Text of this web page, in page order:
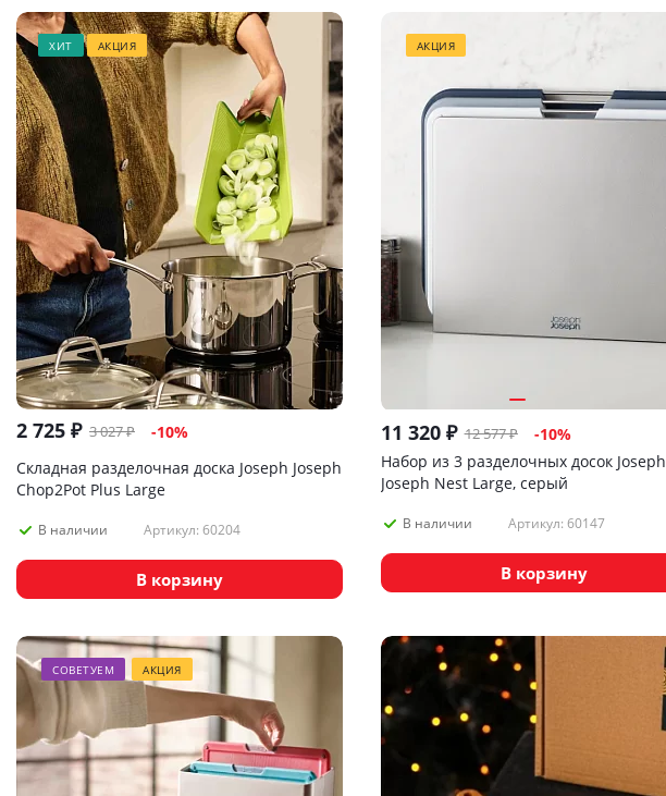
ХИТ АКЦИЯ
2 725 ₽ 3 027₽ -10%
Складная разделочная доска Joseph Joseph
Chop2Pot Plus Large
В наличии Артикул: 60204
В корзину
АКЦИЯ
11 320₽ 12 577₽ -10%
Набор из 3 разделочных досок Joseph
Joseph Nest Large, серый
В наличии Артикул: 60147
В корзину
СОВЕТУЕМ АКЦИЯ